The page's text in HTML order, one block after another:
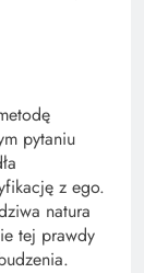
pytaniu
z ego.
natura
tej prawdy